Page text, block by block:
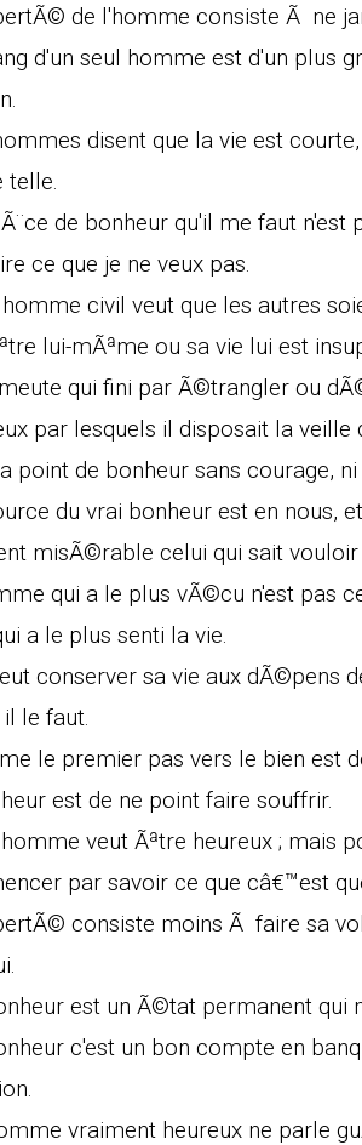
de l'homme consiste Ã ne
d'un seul homme est d'un plus
disent que la vie est
telle.
de bonheur qu'il me faut n'est
ce que je ne veux pas.
civil veut que les autres
lui-mÃªme ou sa vie lui est
qui fini par Ã©trangler ou
par lesquels il disposait la veille
point de bonheur sans courage,
du vrai bonheur est en nous,
misÃ©rable celui qui sait vouloir
qui a le plus vÃ©cu n'est pas
a le plus senti la vie.
conserver sa vie aux dÃ©pens
le faut.
le premier pas vers le bien est
est de ne point faire souffrir.
veut Ãªtre heureux ; mais
par savoir ce que câ€™est
consiste moins Ã faire sa
est un Ã©tat permanent qui
c'est un bon compte en
vraiment heureux ne parle